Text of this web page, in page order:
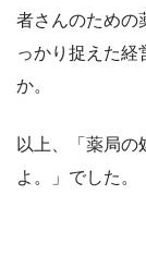
者さんのための
っかり捉えた経
か。
以上、「薬局の
よ。」でした。